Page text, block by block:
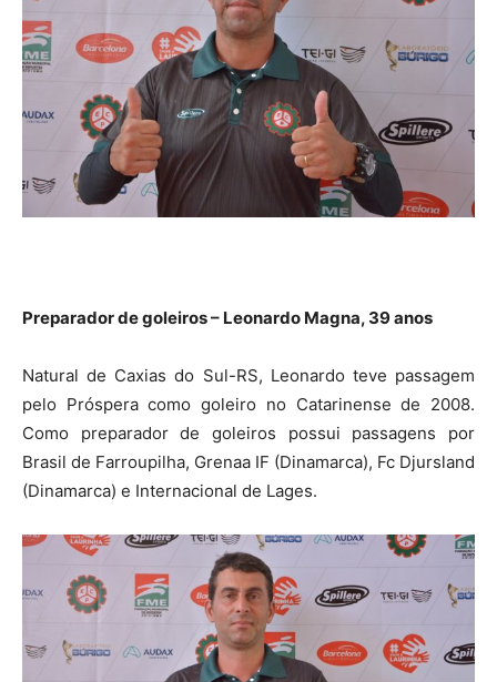
Preparador de goleiros – Leonardo Magna, 39 anos
Natural de Caxias do Sul-RS, Leonardo teve passagem
pelo Próspera como goleiro no Catarinense de 2008.
Como preparador de goleiros possui passagens por
Brasil de Farroupilha, Grenaa IF (Dinamarca), Fc Djursland
(Dinamarca) e Internacional de Lages.